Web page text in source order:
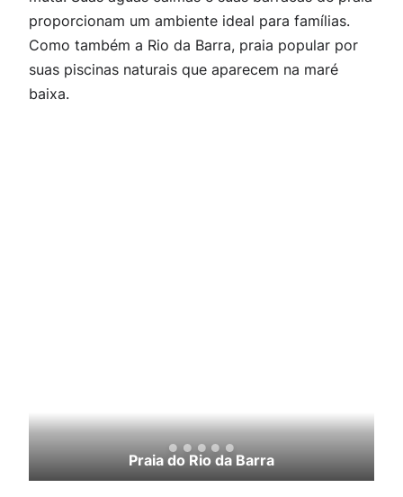
proporcionam um ambiente ideal para famílias.
Como também a Rio da Barra, praia popular por
suas piscinas naturais que aparecem na maré
baixa.
Praia do Rio da Barra